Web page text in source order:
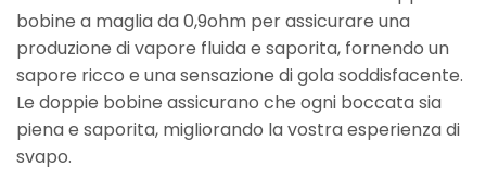
bobine a maglia da 0,9ohm per assicurare una
produzione di vapore fluida e saporita, fornendo un
sapore ricco e una sensazione di gola soddisfacente.
Le doppie bobine assicurano che ogni boccata sia
piena e saporita, migliorando la vostra esperienza di
svapo.